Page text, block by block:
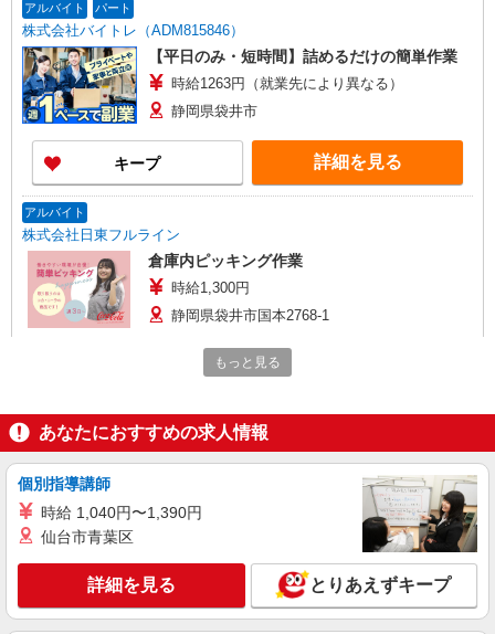
アルバイト パート
株式会社バイトレ（ADM815846）
【平日のみ・短時間】詰めるだけの簡単作業
時給1263円（就業先により異なる）
静岡県袋井市
キープ 詳細を見る
アルバイト
株式会社日東フルライン
倉庫内ピッキング作業
時給1,300円
静岡県袋井市国本2768-1
派遣社員
株式会社バイトレ（ADM818934）
アマゾン倉庫内での仕分け業務
静岡県袋井市
キープ 詳細を見る
派遣社員
もっと見る
あなたにおすすめの求人情報
個別指導講師
時給 1,040円〜1,390円
仙台市青葉区
詳細を見る とりあえずキープ